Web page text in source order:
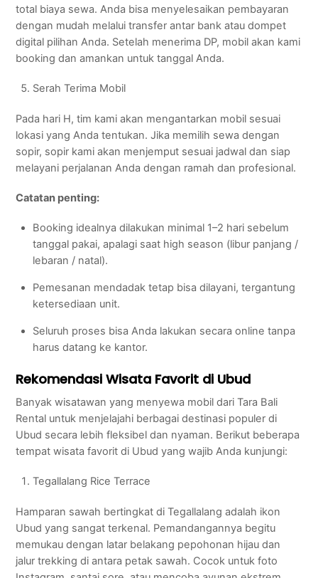
total biaya sewa. Anda bisa menyelesaikan pembayaran
dengan mudah melalui transfer antar bank atau dompet
digital pilihan Anda. Setelah menerima DP, mobil akan kami
booking dan amankan untuk tanggal Anda.
Serah Terima Mobil
Pada hari H, tim kami akan mengantarkan mobil sesuai
lokasi yang Anda tentukan. Jika memilih sewa dengan
sopir, sopir kami akan menjemput sesuai jadwal dan siap
melayani perjalanan Anda dengan ramah dan profesional.
Catatan penting:
Booking idealnya dilakukan minimal 1–2 hari sebelum
tanggal pakai, apalagi saat high season (libur panjang /
lebaran / natal).
Pemesanan mendadak tetap bisa dilayani, tergantung
ketersediaan unit.
Seluruh proses bisa Anda lakukan secara online tanpa
harus datang ke kantor.
Rekomendasi Wisata Favorit di Ubud
Banyak wisatawan yang menyewa mobil dari Tara Bali
Rental untuk menjelajahi berbagai destinasi populer di
Ubud secara lebih fleksibel dan nyaman. Berikut beberapa
tempat wisata favorit di Ubud yang wajib Anda kunjungi:
Tegallalang Rice Terrace
Hamparan sawah bertingkat di Tegallalang adalah ikon
Ubud yang sangat terkenal. Pemandangannya begitu
memukau dengan latar belakang pepohonan hijau dan
jalur trekking di antara petak sawah. Cocok untuk foto